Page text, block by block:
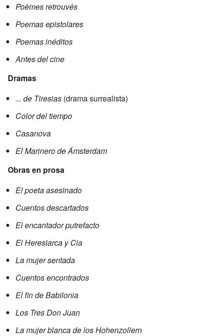
Poèmes retrouvés
Poemas epistolares
Poemas inéditos
Antes del cine
Dramas
... de Tiresias (drama surrealista)
Color del tiempo
Casanova
El Marinero de Ámsterdam
Obras en prosa
El poeta asesinado
Cuentos descartados
El encantador putrefacto
El Heresiarca y Cia
La mujer sentada
Cuentos encontrados
El fin de Babilonia
Los Tres Don Juan
La mujer blanca de los Hohenzollern